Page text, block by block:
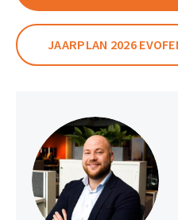
JAARPLAN 2026